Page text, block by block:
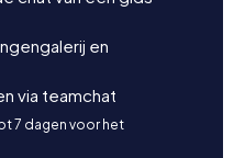
en
via teamchat
7 dagen voor het